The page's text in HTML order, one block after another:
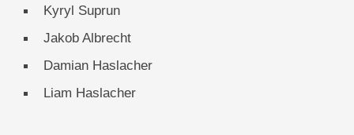
Kyryl Suprun
Jakob Albrecht
Damian Haslacher
Liam Haslacher